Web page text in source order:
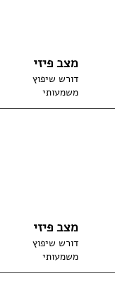
מצב פיזי
דורש שיפוץ
משמעותי
מצב פיזי
דורש שיפוץ
משמעותי